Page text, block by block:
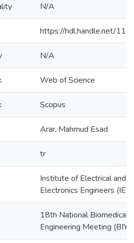
N/A
https://hdl.handle.net/
N/A
Web of Science
Scopus
Arar, Mahmud Esad
tr
Institute of Electrical and
Electronics Engineers
18th National Biomedical
Engineering Meeting